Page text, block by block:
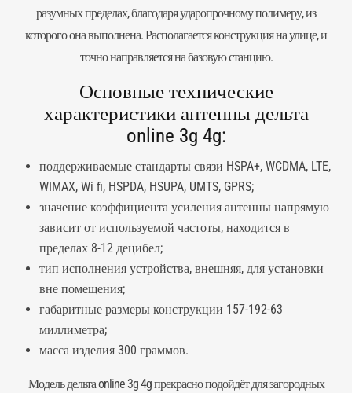
разумных пределах, благодаря ударопрочному полимеру, из
которого она выполнена. Располагается конструкция на улице, и
точно направляется на базовую станцию.
Основные технические
характеристики антенны дельта
online 3g 4g:
поддерживаемые стандарты связи HSPA+, WCDMA, LTE,
WIMAX, Wi fi, HSPDA, HSUPA, UMTS, GPRS;
значение коэффициента усиления антенны напрямую
зависит от используемой частоты, находится в
пределах 8-12 децибел;
тип исполнения устройства, внешняя, для установки
вне помещения;
габаритные размеры конструкции 157-192-63
миллиметра;
масса изделия 300 граммов.
Модель дельта online 3g 4g прекрасно подойдёт для загородных